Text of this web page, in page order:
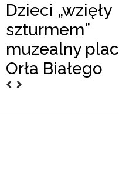
Dzieci „wzięły
szturmem”
muzealny plac
Orła Białego